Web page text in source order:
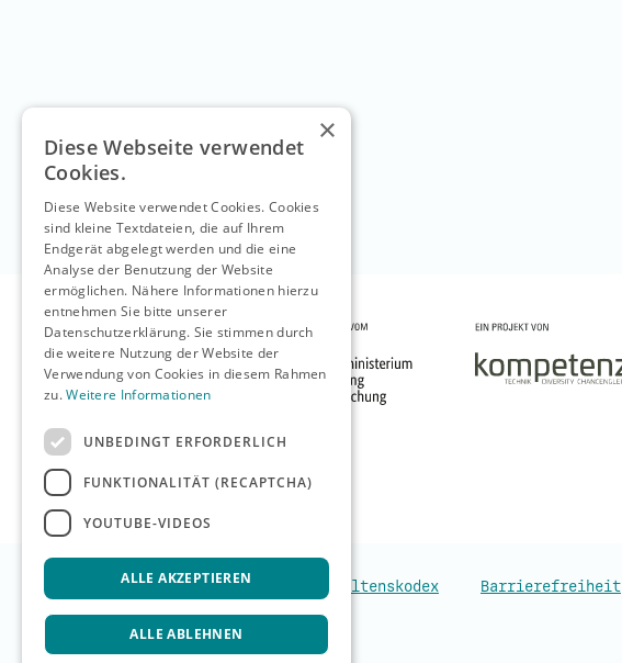
Verhaltenskodex Barrierefreiheit
×
Diese Webseite verwendet
Cookies.
Diese Website verwendet Cookies. Cookies
sind kleine Textdateien, die auf Ihrem
Endgerät abgelegt werden und die eine
Analyse der Benutzung der Website
ermöglichen. Nähere Informationen hierzu
entnehmen Sie bitte unserer
Datenschutzerklärung. Sie stimmen durch
die weitere Nutzung der Website der
Verwendung von Cookies in diesem Rahmen
zu.Weitere Informationen
UNBEDINGT ERFORDERLICH
FUNKTIONALITÄT (RECAPTCHA)
YOUTUBE-VIDEOS
ALLE AKZEPTIEREN
ALLE ABLEHNEN